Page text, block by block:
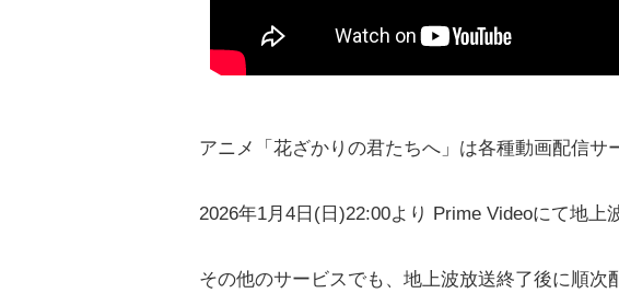
アニメ「花ざかりの君たちへ」は各種動画配信サ
2026年1月4日(日)22:00より Prime Videoにて地上
その他のサービスでも、地上波放送終了後に順次